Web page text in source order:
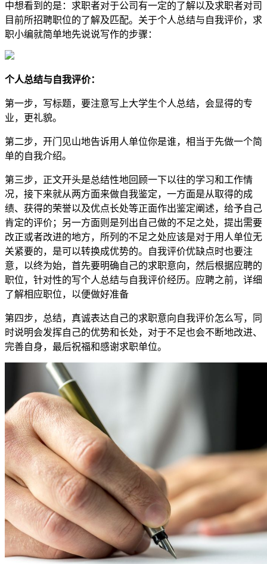
中想看到的是：求职者对于公司有一定的了解以及求职者对司
目前所招聘职位的了解及匹配。关于个人总结与自我评价，求
职小编就简单地先说说写作的步骤：
个人总结与自我评价：
第一步，写标题，要注意写上大学生个人总结，会显得的专
业，更礼貌。
第二步，开门见山地告诉用人单位你是谁，相当于先做一个简
单的自我介绍。
第三步，正文开头是总结性地回顾一下以往的学习和工作情
况，接下来就从两方面来做自我鉴定，一方面是从取得的成
绩、获得的荣誉以及优点长处等正面作出鉴定阐述，给予自己
肯定的评价；另一方面则是列出自己做的不足之处，提出需要
改正或者改进的地方，所列的不足之处应该是对于用人单位无
关紧要的，是可以转换成优势的。自我评价优缺点时也要注
意，以终为始，首先要明确自己的求职意向，然后根据应聘的
职位，针对性的写个人总结与自我评价经历。应聘之前，详细
了解相应职位，以便做好准备
第四步，总结，真诚表达自己的求职意向自我评价怎么写，同
时说明会发挥自己的优势和长处，对于不足也会不断地改进、
完善自身，最后祝福和感谢求职单位。